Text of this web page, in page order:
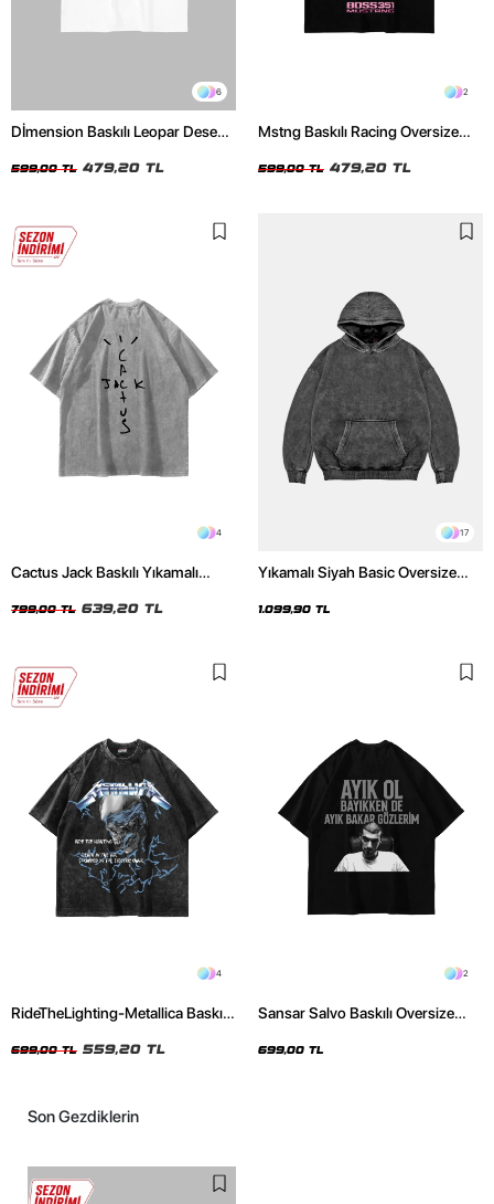
6
Dİmension Baskılı Leopar Desenli
Tshirt
599,00 TL 479,20 TL
2
Mstng Baskılı Racing Oversize
599,00 TL 479,20 TL
4
Cactus Jack Baskılı Yıkamalı
799,00 TL 639,20 TL
17
Yıkamalı Siyah Basic Oversize
1.099,90 TL
4
RideTheLighting-Metallica Baskılı
Tshirt
699,00 TL 559,20 TL
2
Sansar Salvo Baskılı Oversize
699,00 TL
Son Gezdiklerin